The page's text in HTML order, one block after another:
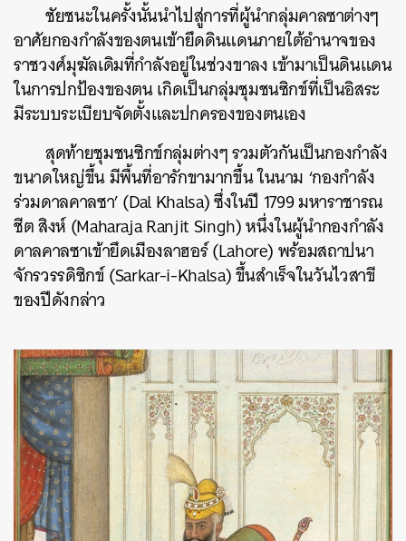
ชัยชนะในครั้งนั้นนำไปสู่การที่ผู้นำกลุ่มคาลซาต่างๆ
อาศัยกองกำลังของตนเข้ายึดดินแดนภายใต้อำนาจของ
ราชวงศ์มุฆัลเดิมที่กำลังอยู่ในช่วงขาลง เข้ามาเป็นดินแดน
ในการปกป้องของตน เกิดเป็นกลุ่มชุมชนซิกข์ที่เป็นอิสระ
มีระบบระเบียบจัดตั้งและปกครองของตนเอง
สุดท้ายชุมชนซิกข์กลุ่มต่างๆ รวมตัวกันเป็นกองกำลัง
ขนาดใหญ่ขึ้น มีพื้นที่อารักขามากขึ้น ในนาม ‘กองกำลัง
ร่วมดาลคาลซา’ (Dal Khalsa) ซึ่งในปี 1799 มหาราชารณ
ชีตสิงห์ (Maharaja Ranjit Singh) หนึ่งในผู้นำกองกำลัง
ดาลคาลซาเข้ายึดเมืองลาฮอร์ (Lahore) พร้อมสถาปนา
จักรวรรดิซิกข์ (Sarkar-i-Khalsa) ขึ้นสำเร็จในวันไวสาขี
ของปีดังกล่าว